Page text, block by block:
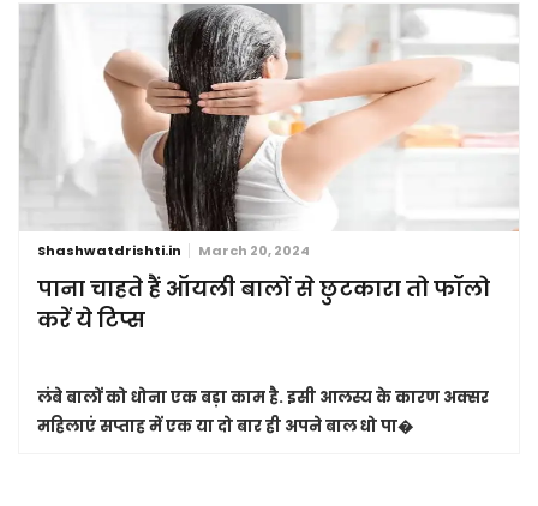
Shashwatdrishti.in March 20, 2024
पाना चाहते हैं ऑयली बालों से छुटकारा तो फॉलो
करें ये टिप्स
लंबे बालों को धोना एक बड़ा काम है. इसी आलस्य के कारण अक्सर
महिलाएं सप्ताह में एक या दो बार ही अपने बाल धो पा�